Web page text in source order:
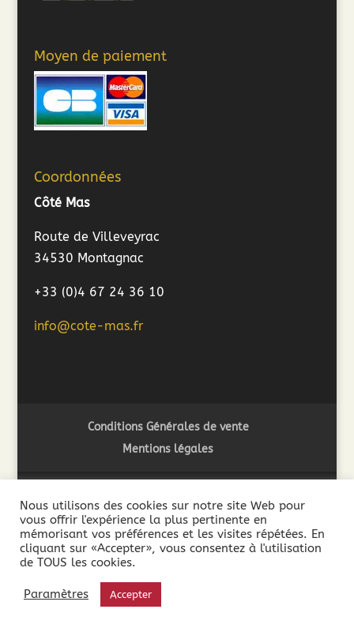
Moyen de paiement
Coordonnées
Côté Mas
Route de Villeveyrac
34530 Montagnac
+33 (0)4 67 24 36 10
info@cote-mas.fr
Conditions Générales de vente
Mentions légales
2018 ©Côté Mas - L'abus d'alcool est dangereux pour la
santé. A consommer avec modération - La vente de boissons
alcooliques est interdite aux mineurs de moins de 18 ans. La
preuve de la majorité de l’acheteur est exigée au moment de
la vente en ligne.
Nous utilisons des cookies sur notre site Web pour
vous offrir l'expérience la plus pertinente en
mémorisant vos préférences et les visites répétées. En
cliquant sur «Accepter», vous consentez à l'utilisation
de TOUS les cookies.
Paramètres Accepter